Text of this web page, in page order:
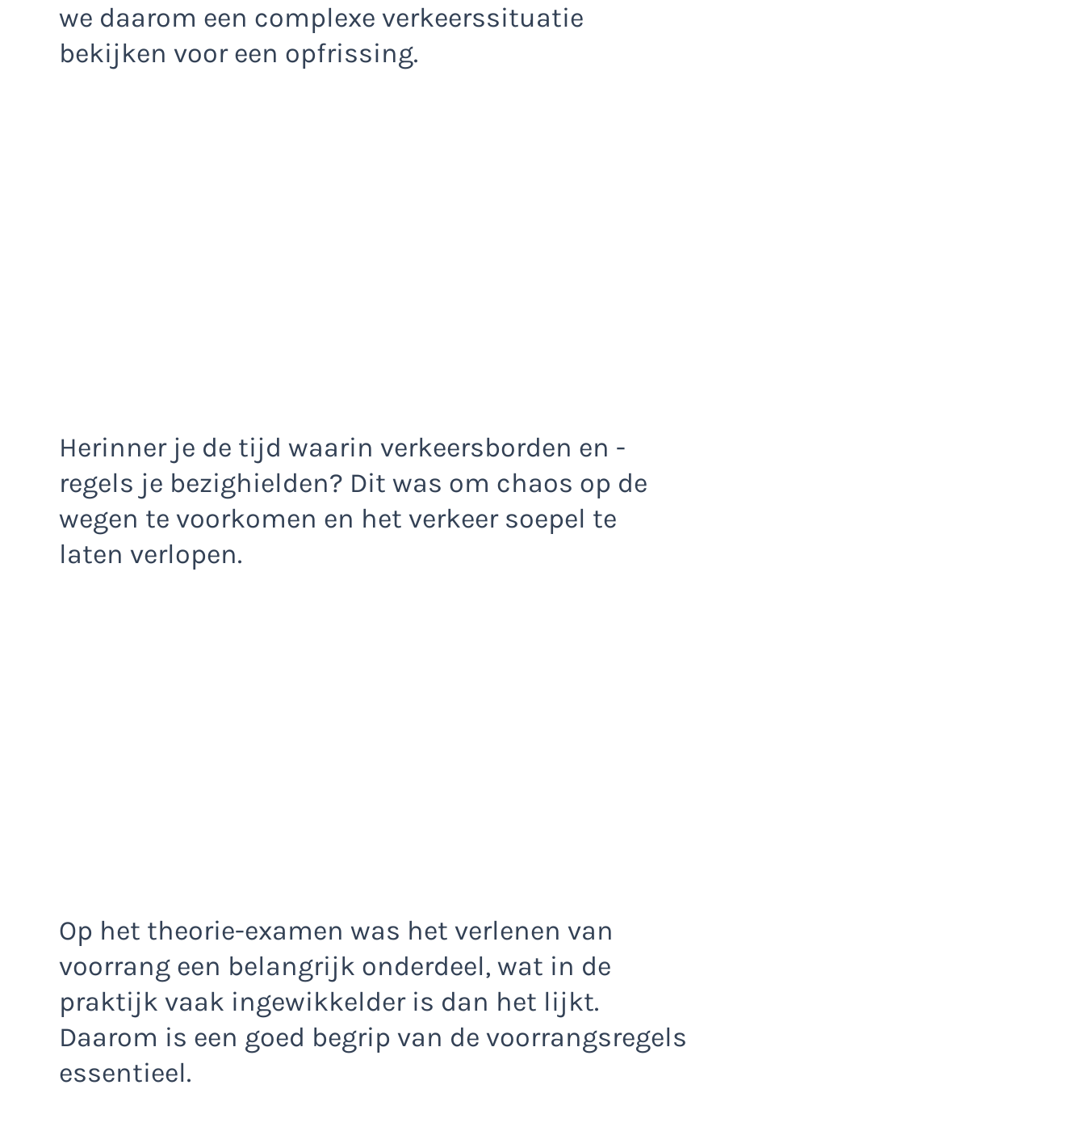
we daarom een complexe verkeerssituatie
bekijken voor een opfrissing.
Herinner je de tijd waarin verkeersborden en -
regels je bezighielden? Dit was om chaos op de
wegen te voorkomen en het verkeer soepel te
laten verlopen.
Op het theorie-examen was het verlenen van
voorrang een belangrijk onderdeel, wat in de
praktijk vaak ingewikkelder is dan het lijkt.
Daarom is een goed begrip van de voorrangsregels
essentieel.